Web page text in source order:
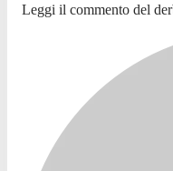
Leggi il commento del